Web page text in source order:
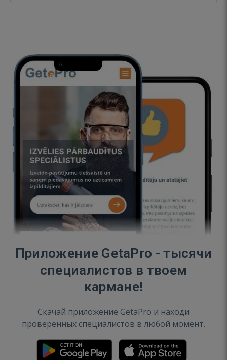
Приложение GetaPro - тысячи
специалистов в твоем
кармане!
Скачай приложение GetaPro и находи
проверенных специалистов в любой момент.